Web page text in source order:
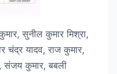
सुनील कुमार मिश्रा,
चंद्र यादव, राज कुमार,
संजय कुमार, बबली